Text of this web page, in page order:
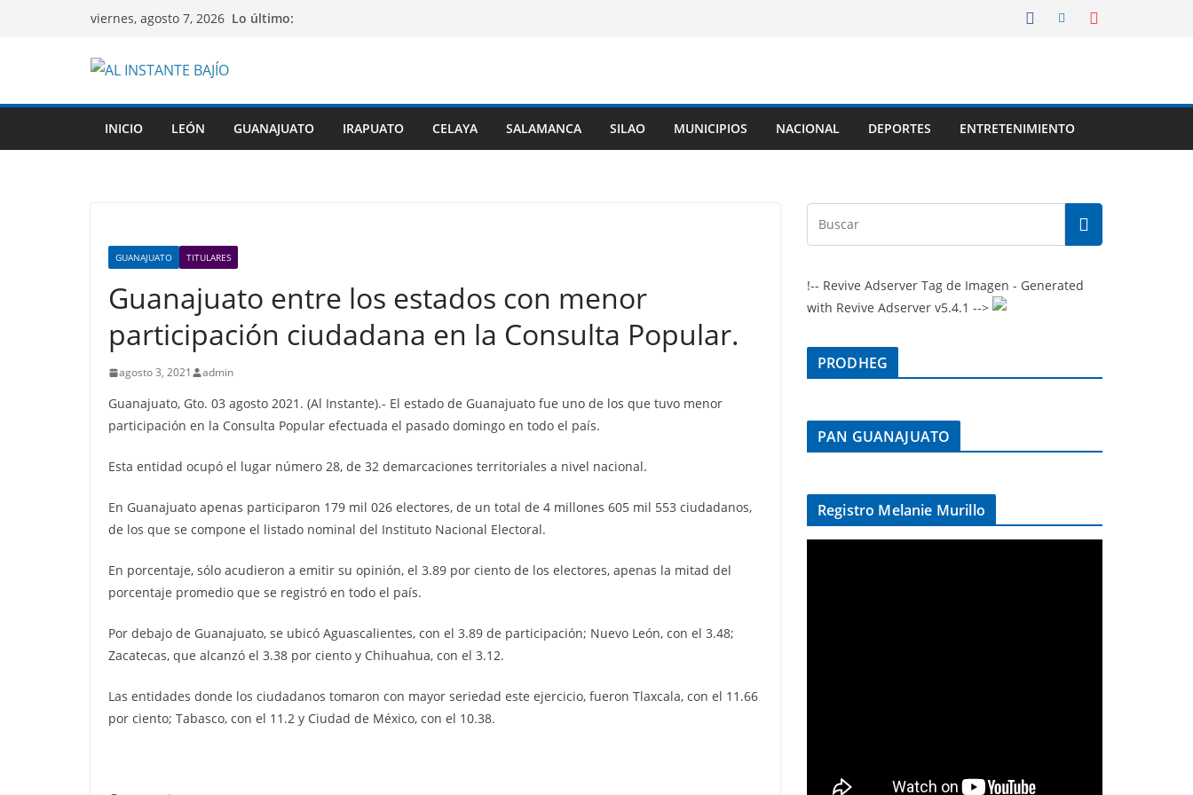
viernes, agosto 7, 2026 Lo último:
INICIO LEÓN GUANAJUATO IRAPUATO CELAYA SALAMANCA SILAO MUNICIPIOS NACIONAL DEPORTES ENTRETENIMIENTO
GUANAJUATO TITULARES
Guanajuato entre los estados con menor
participación ciudadana en la Consulta Popular.
agosto 3, 2021 admin
Guanajuato, Gto. 03 agosto 2021. (Al Instante).- El estado de Guanajuato fue uno de los que tuvo menor
participación en la Consulta Popular efectuada el pasado domingo en todo el país.
Esta entidad ocupó el lugar número 28, de 32 demarcaciones territoriales a nivel nacional.
En Guanajuato apenas participaron 179 mil 026 electores, de un total de 4 millones 605 mil 553 ciudadanos,
de los que se compone el listado nominal del Instituto Nacional Electoral.
En porcentaje, sólo acudieron a emitir su opinión, el 3.89 por ciento de los electores, apenas la mitad del
porcentaje promedio que se registró en todo el país.
Por debajo de Guanajuato, se ubicó Aguascalientes, con el 3.89 de participación; Nuevo León, con el 3.48;
Zacatecas, que alcanzó el 3.38 por ciento y Chihuahua, con el 3.12.
Las entidades donde los ciudadanos tomaron con mayor seriedad este ejercicio, fueron Tlaxcala, con el 11.66
por ciento; Tabasco, con el 11.2 y Ciudad de México, con el 10.38.
!-- Revive Adserver Tag de Imagen - Generated
with Revive Adserver v5.4.1 -->
PRODHEG
PAN GUANAJUATO
Registro Melanie Murillo